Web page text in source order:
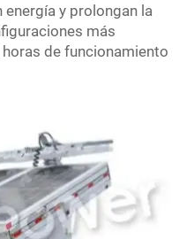
y prolongan la
más
de funcionamiento